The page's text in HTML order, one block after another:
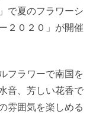
で夏のフラワーシ
２０２０」が開催
フラワーで南国を
音、芳しい花香で
雰囲気を楽しめる